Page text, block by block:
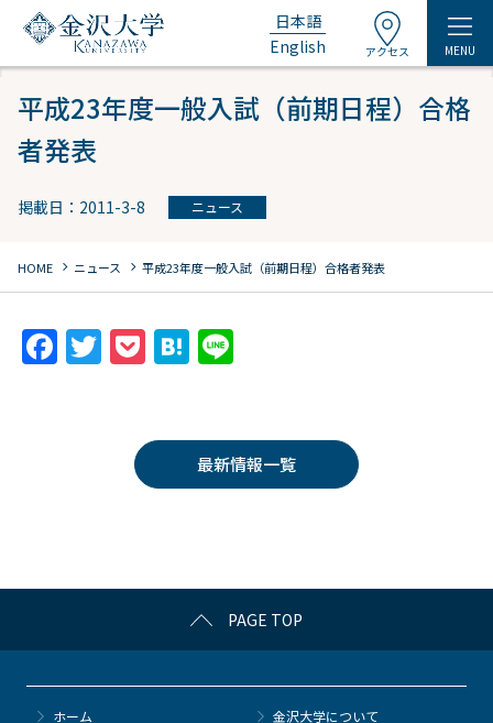
日本語
English
アクセス MENU
平成23年度一般入試（前期日程）合格
者発表
掲載日：2011-3-8 ニュース
HOME chevron_right ニュース chevron_right 平成23年度一般入試（前期日程）合格者発表
F
k
T
er
P
k
et
H
n
a
最新情報一覧
PAGE TOP
ホーム 金沢大学について